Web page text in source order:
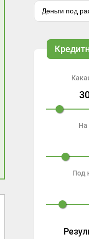
Деньги Сразу
Займ в Деньги
Деньги под
На
Под